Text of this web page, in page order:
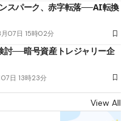
スパーク、赤字転落──AI転換
07日 15時02分
討──暗号資産トレジャリー企
日 13時23分
View All